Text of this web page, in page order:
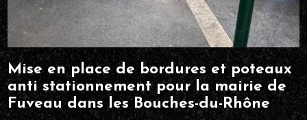
Mise en place de bordures et poteaux
anti stationnement pour la mairie de
Fuveau dans les Bouches-du-Rhône